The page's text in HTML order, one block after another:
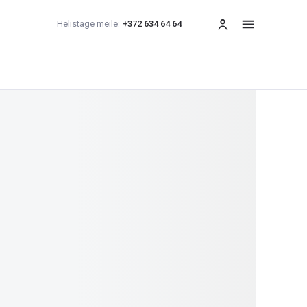
Helistage meile: +372 634 64 64 menüü